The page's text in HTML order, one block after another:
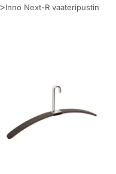
Inno Next-R vaateripustin